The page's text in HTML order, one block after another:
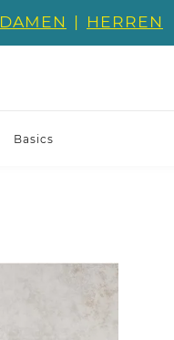
DAMEN | HERREN
Basics